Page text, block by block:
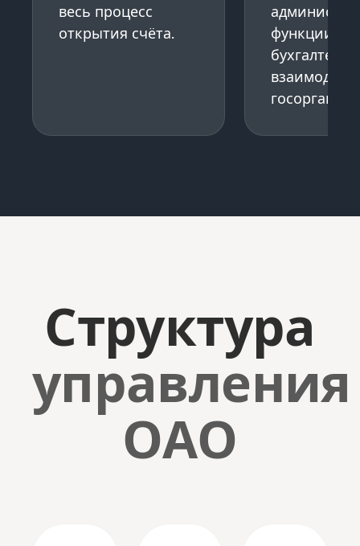
весь процесс
открытия счёта.
функции,
Структура
управления
ОАО